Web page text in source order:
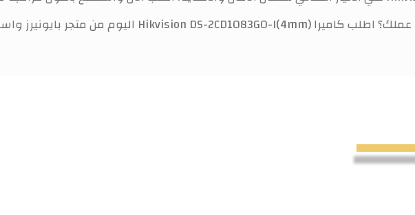
عملك؟اطلب كاميرا Hikvision DS-2CD1083G0-I(4mm) اليوم من متجر بايونيرز واستمتع براحة البال!